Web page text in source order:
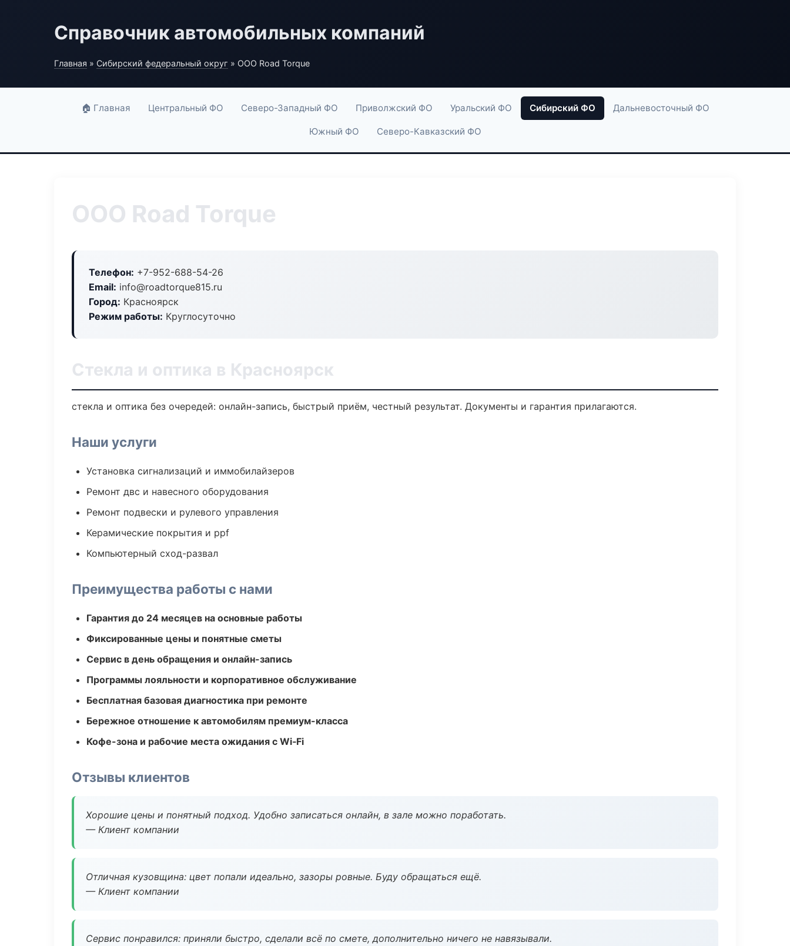
Справочник автомобильных компаний
Главная » Сибирский федеральный округ » ООО Road Torque
🏠 Главная Центральный ФО Северо-Западный ФО Приволжский ФО Уральский ФО Сибирский ФО Дальневосточный ФО
Южный ФО Северо-Кавказский ФО
ООО Road Torque
Телефон: +7-952-688-54-26
Email: info@roadtorque815.ru
Город: Красноярск
Режим работы: Круглосуточно
Стекла и оптика в Красноярск
стекла и оптика без очередей: онлайн-запись, быстрый приём, честный результат. Документы и гарантия прилагаются.
Наши услуги
Установка сигнализаций и иммобилайзеров
Ремонт двс и навесного оборудования
Ремонт подвески и рулевого управления
Керамические покрытия и ppf
Компьютерный сход-развал
Преимущества работы с нами
Гарантия до 24 месяцев на основные работы
Фиксированные цены и понятные сметы
Сервис в день обращения и онлайн-запись
Программы лояльности и корпоративное обслуживание
Бесплатная базовая диагностика при ремонте
Бережное отношение к автомобилям премиум-класса
Кофе-зона и рабочие места ожидания с Wi‑Fi
Отзывы клиентов
Хорошие цены и понятный подход. Удобно записаться онлайн, в зале можно поработать.
— Клиент компании
Отличная кузовщина: цвет попали идеально, зазоры ровные. Буду обращаться ещё.
— Клиент компании
Сервис понравился: приняли быстро, сделали всё по смете, дополнительно ничего не навязывали.